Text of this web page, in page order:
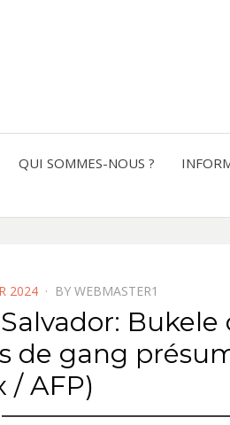
QUI SOMMES-NOUS ?
2024 BY WEBMASTER1
Bukele
de gang
/ AFP)